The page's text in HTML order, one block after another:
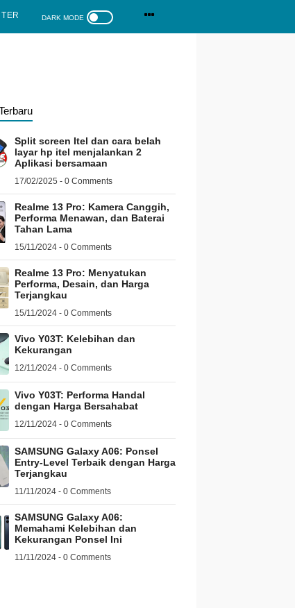
Split screen Itel dan cara belah
layar hp itel menjalankan 2
Aplikasi bersamaan
17/02/2025 - 0 Comments
Realme 13 Pro: Kamera Canggih,
Performa Menawan, dan Baterai
Tahan Lama
15/11/2024 - 0 Comments
Realme 13 Pro: Menyatukan
Performa, Desain, dan Harga
Terjangkau
15/11/2024 - 0 Comments
Vivo Y03T: Kelebihan dan
Kekurangan
12/11/2024 - 0 Comments
Vivo Y03T: Performa Handal
dengan Harga Bersahabat
12/11/2024 - 0 Comments
SAMSUNG Galaxy A06: Ponsel
Entry-Level Terbaik dengan Harga
Terjangkau
11/11/2024 - 0 Comments
SAMSUNG Galaxy A06:
Memahami Kelebihan dan
Kekurangan Ponsel Ini
11/11/2024 - 0 Comments